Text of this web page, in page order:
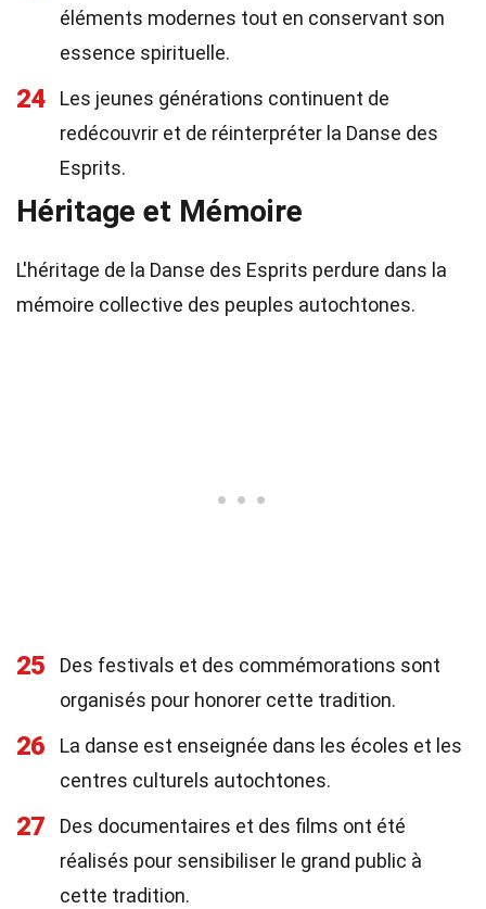
éléments modernes tout en conservant son
essence spirituelle.
24
Les jeunes générations continuent de
redécouvrir et de réinterpréter la Danse des
Esprits.
Héritage et Mémoire
L'héritage de la Danse des Esprits perdure dans la
mémoire collective des peuples autochtones.
25
Des festivals et des commémorations sont
organisés pour honorer cette tradition.
26
La danse est enseignée dans les écoles et les
centres culturels autochtones.
27
Des documentaires et des films ont été
réalisés pour sensibiliser le grand public à
cette tradition.